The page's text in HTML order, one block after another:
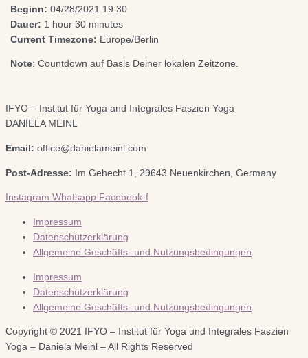
Beginn: 04/28/2021 19:30
Dauer: 1 hour 30 minutes
Current Timezone: Europe/Berlin
Note: Countdown auf Basis Deiner lokalen Zeitzone.
IFYO – Institut für Yoga and Integrales Faszien Yoga
DANIELA MEINL
Email: office@danielameinl.com
Post-Adresse: Im Gehecht 1, 29643 Neuenkirchen, Germany
Instagram Whatsapp Facebook-f
Impressum
Datenschutzerklärung
Allgemeine Geschäfts- und Nutzungsbedingungen
Impressum
Datenschutzerklärung
Allgemeine Geschäfts- und Nutzungsbedingungen
Copyright © 2021 IFYO – Institut für Yoga und Integrales Faszien
Yoga – Daniela Meinl – All Rights Reserved